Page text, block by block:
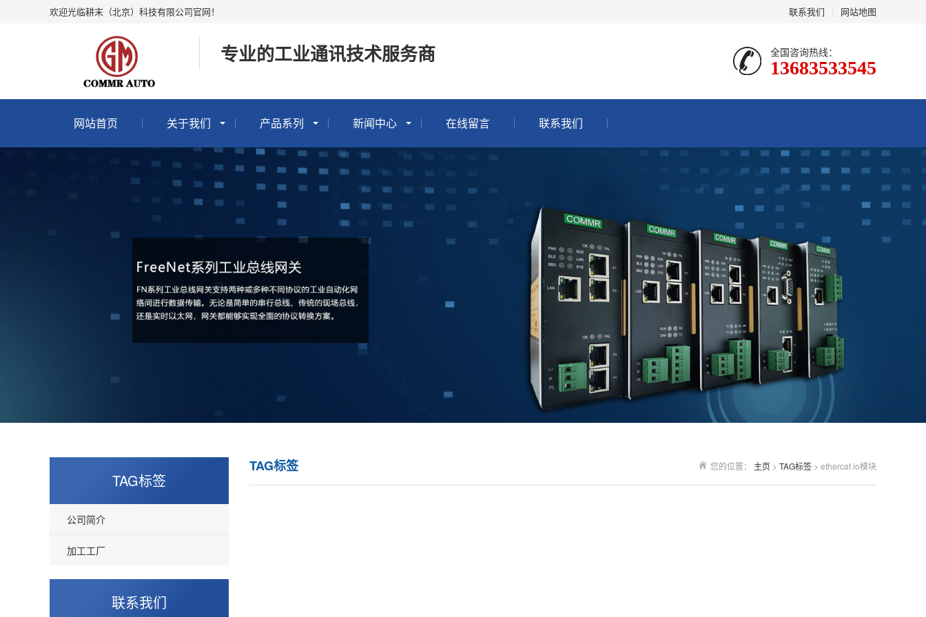
联系我们 网站地图
欢迎光临耕末（北京）科技有限公司官网！
专业的工业通讯技术服务商 全国咨询热线：
13683533545
网站首页 关于我们 产品系列 新闻中心 在线留言 联系我们
TAG标签
公司简介
加工工厂
联系我们
您的位置： 主页 > TAG标签 > ethercat io模块
TAG标签